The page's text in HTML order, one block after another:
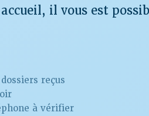
il vous est
reçus
à vérifier